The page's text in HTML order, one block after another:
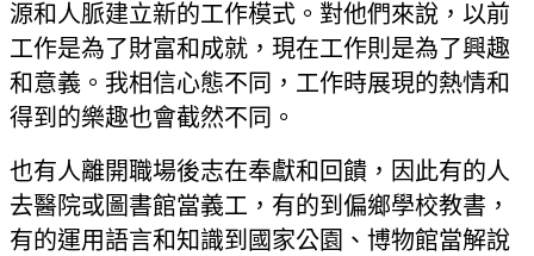
源和人脈建立新的工作模式。對他們來說，以前
工作是為了財富和成就，現在工作則是為了興趣
和意義。我相信心態不同，工作時展現的熱情和
得到的樂趣也會截然不同。
也有人離開職場後志在奉獻和回饋，因此有的人
去醫院或圖書館當義工，有的到偏鄉學校教書，
有的運用語言和知識到國家公園、博物館當解說